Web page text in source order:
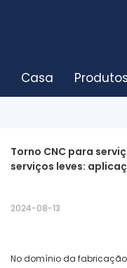
Casa Produtos
Torno CNC para
serviços leves:
2024-08-13
No domínio da